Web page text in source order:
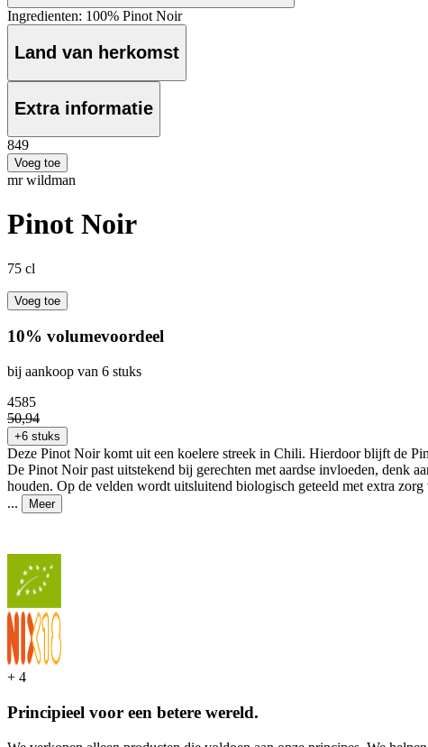
Ingredienten: 100% Pinot Noir
Land van herkomst
Extra informatie
849
Voeg toe
mr wildman
Pinot Noir
75 cl
Voeg toe
10% volumevoordeel
bij aankoop van 6 stuks
4585
50,94
+6 stuks
Deze Pinot Noir komt uit een koelere streek in Chili. Hierdoor blijft de
De Pinot Noir past uitstekend bij gerechten met aardse invloeden, denk
houden. Op de velden wordt uitsluitend biologisch geteeld met extra
...
Meer
+ 4
Principieel voor een betere wereld.